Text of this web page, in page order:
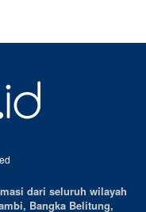
dari seluruh wilayah
Bangka Belitung,